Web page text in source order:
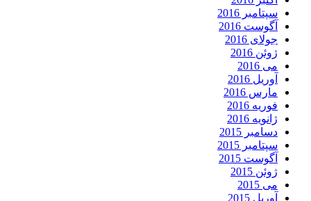
سپتامبر 2016
آگوست 2016
جولای 2016
ژوئن 2016
می 2016
آوریل 2016
مارس 2016
فوریه 2016
ژانویه 2016
دسامبر 2015
سپتامبر 2015
آگوست 2015
ژوئن 2015
می 2015
آوریل 2015